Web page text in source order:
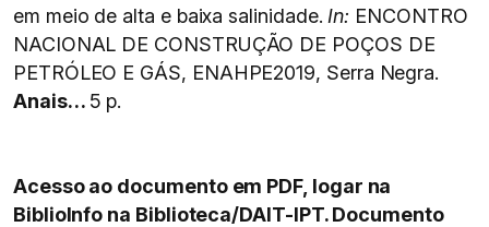
em meio de alta e baixa salinidade. In: ENCONTRO
NACIONAL DE CONSTRUÇÃO DE POÇOS DE
PETRÓLEO E GÁS, ENAHPE2019, Serra Negra.
Anais… 5 p.
Acesso ao documento em PDF, logar na
BiblioInfo na Biblioteca/DAIT-IPT. Documento